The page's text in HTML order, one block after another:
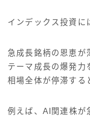
インデックス投資に
急成長銘柄の恩恵が
テーマ成長の爆発力
相場全体が停滞する
例えば、AI関連株が